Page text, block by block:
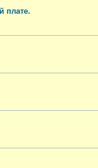
плате.